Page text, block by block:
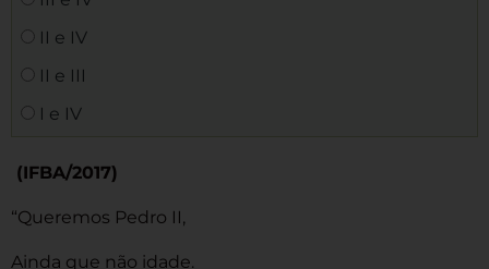
II e IV
II e III
I e IV
(IFBA/2017)
“Queremos Pedro II,
Ainda que não idade.